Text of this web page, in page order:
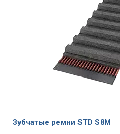
Зубчатые ремни STD S8M